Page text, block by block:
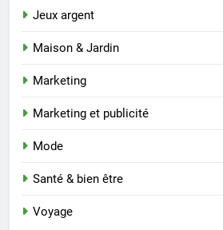
Jeux argent
Maison & Jardin
Marketing
Marketing et publicité
Mode
Santé & bien être
Voyage